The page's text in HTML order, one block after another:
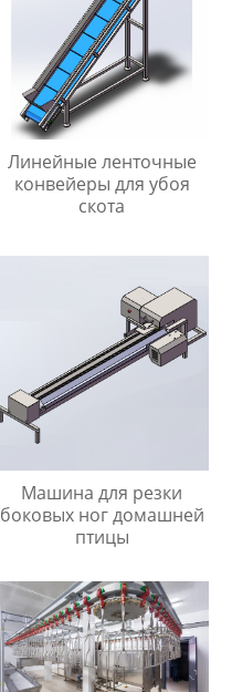
Линейные ленточные
конвейеры для убоя
скота
Машина для резки
боковых ног домашней
птицы